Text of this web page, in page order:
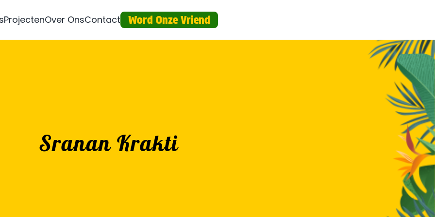
ProjectenOver OnsContact Word Onze Vriend
Sranan Krakti